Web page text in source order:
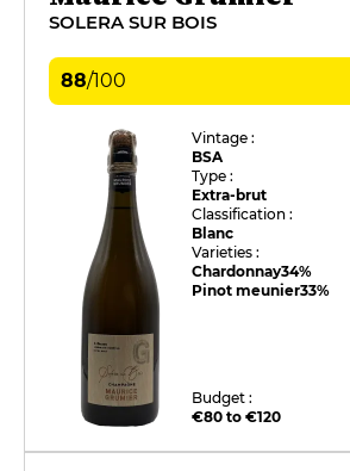
SOLERA SUR BOIS
88/100
Vintage :
BSA
Type :
Extra-brut
Classification :
Blanc
Varieties :
Chardonnay34%
Pinot meunier33%
Budget :
€80 to €120